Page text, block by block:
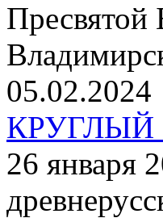
Пресвятой
05.02.2024
КРУГЛЫЙ
26 января